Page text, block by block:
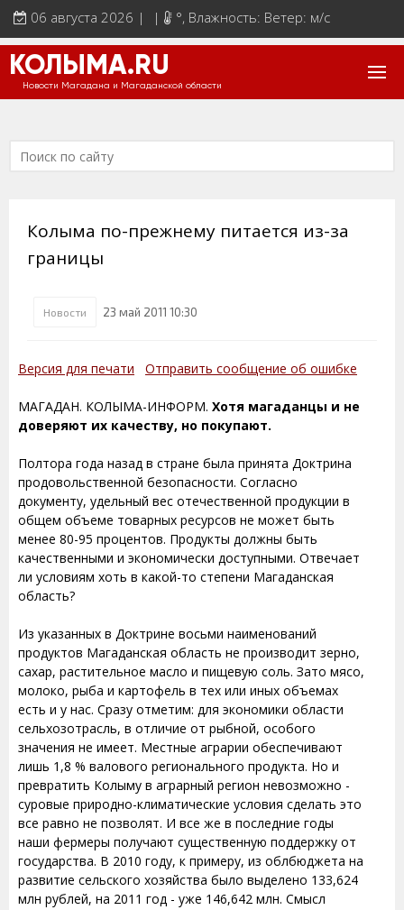
06 августа 2026 | | °, Влажность: Ветер: м/с
КОЛЫМА.RU
Новости Магадана и Магаданской области
Колыма по-прежнему питается из-за
границы
Новости 23 май 2011 10:30
Версия для печати Отправить сообщение об ошибке
МАГАДАН. КОЛЫМА-ИНФОРМ. Хотя магаданцы и не
доверяют их качеству, но покупают.
Полтора года назад в стране была принята Доктрина
продовольственной безопасности. Согласно
документу, удельный вес отечественной продукции в
общем объеме товарных ресурсов не может быть
менее 80-95 процентов. Продукты должны быть
качественными и экономически доступными. Отвечает
ли условиям хоть в какой-то степени Магаданская
область?
Из указанных в Доктрине восьми наименований
продуктов Магаданская область не производит зерно,
сахар, растительное масло и пищевую соль. Зато мясо,
молоко, рыба и картофель в тех или иных объемах
есть и у нас. Сразу отметим: для экономики области
сельхозотрасль, в отличие от рыбной, особого
значения не имеет. Местные аграрии обеспечивают
лишь 1,8 % валового регионального продукта. Но и
превратить Колыму в аграрный регион невозможно -
суровые природно-климатические условия сделать это
все равно не позволят. И все же в последние годы
наши фермеры получают существенную поддержку от
государства. В 2010 году, к примеру, из облбюджета на
развитие сельского хозяйства было выделено 133,624
млн рублей, на 2011 год - уже 146,642 млн. Смысл